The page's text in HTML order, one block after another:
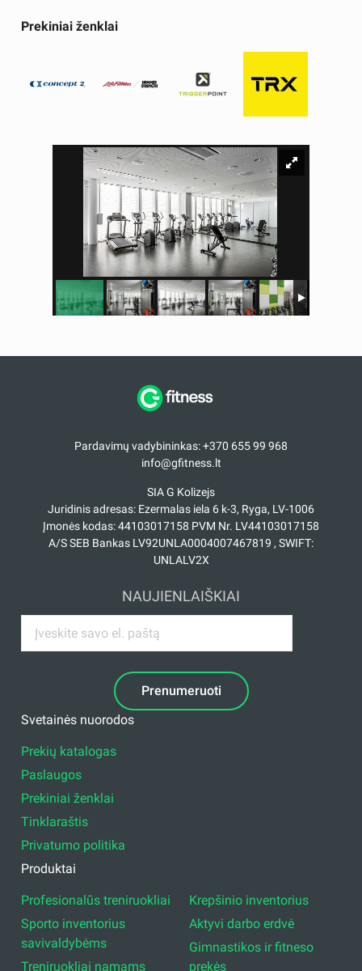
Prekiniai ženklai
Pardavimų vadybininkas: +370 655 99 968
info@gfitness.lt
SIA G Kolizejs
Juridinis adresas: Ezermalas iela 6 k-3, Ryga, LV-1006
Įmonės kodas: 44103017158 PVM Nr. LV44103017158
A/S SEB Bankas LV92UNLA0004007467819 , SWIFT:
UNLALV2X
NAUJIENLAIŠKIAI
Prenumeruoti
Svetainės nuorodos
Prekių katalogas
Paslaugos
Prekiniai ženklai
Tinklaraštis
Privatumo politika
Produktai
Profesionalūs treniruokliai
Sporto inventorius
savivaldybėms
Treniruokliai namams
Krepšinio inventorius
Aktyvi darbo erdvė
Gimnastikos ir fitneso
prekės